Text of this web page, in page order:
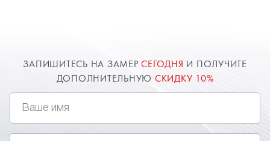
ЗАПИШИТЕСЬ НА ЗАМЕРСЕГОДНЯ И ПОЛУЧИТЕ
ДОПОЛНИТЕЛЬНУЮ СКИДКУ 10%